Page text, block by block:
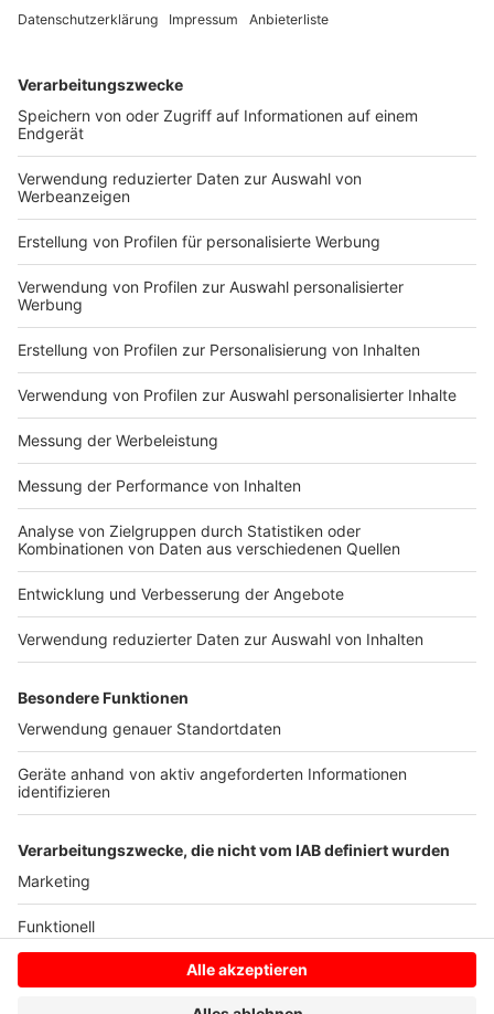
hintereinander belegt werden."
Kino weitergeben. Allerdings müssen sich die Besucher
hier auf Regeln wie im Supermarkt in der Schlange
einstellen: Mund-Nasen-Schutz und
Startzeiten werden auseinander gezogen
Kinobetreiber organisieren nun auch anders als bisher.
Gerade in größeren Betrieben werden die Filme stärker
zeitversetzt starten als bisher, um den Andrang der
Gäste zu entzerren. Es wird auch noch häufiger
geputzt, vor allem Türklinken und Handgriffe.
Wahrscheinlich werden auch die Türen zu den Sälen für
die Zeit des Einlasses geöffnet sein, damit nicht jeder
sie anfassen muss. In einigen Kinos werden die
Besucher vielleicht auch mehr geleitet als bisher,
indem etwa ein Ein- und ein Ausgang festgelegt wird.
Anzeige